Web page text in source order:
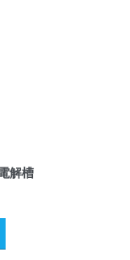
解槽